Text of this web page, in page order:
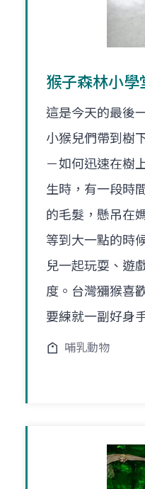
猴子森林小學
這是今天的最後
小猴兒們帶到樹
－如何迅速在樹
生時，有一段時
的毛髮，懸吊在
等到大一點的時
兒一起玩耍、遊
度。台灣獼猴喜
要練就一副好身
哺乳動物